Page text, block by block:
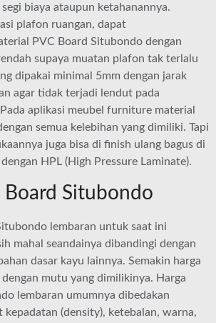
biaya ataupun ketahanannya.
plafon ruangan, dapat
PVC Board Situbondo dengan
supaya muatan plafon tak terlalu
dipakai minimal 5mm dengan jarak
agar tidak terjadi lendut pada
aplikasi meubel furniture material
semua kelebihan yang dimiliki. Tapi
juga bisa di finish ulang bagus di
HPL (High Pressure Laminate).
Board Situbondo
lembaran untuk saat ini
mahal seandainya dibandingi dengan
dasar kayu lainnya. Semakin harga
mutu yang dimilikinya. Harga
lembaran umumnya dibedakan
kepadatan (density), ketebalan, warna,